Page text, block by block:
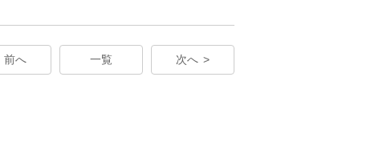
前へ 一覧 次へ